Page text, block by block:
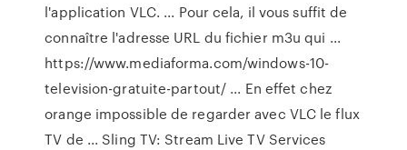
l'application VLC. ... Pour cela, il vous suffit de
connaître l'adresse URL du fichier m3u qui ...
https://www.mediaforma.com/windows-10-
television-gratuite-partout/ ... En effet chez
orange impossible de regarder avec VLC le flux
TV de ... Sling TV: Stream Live TV Services